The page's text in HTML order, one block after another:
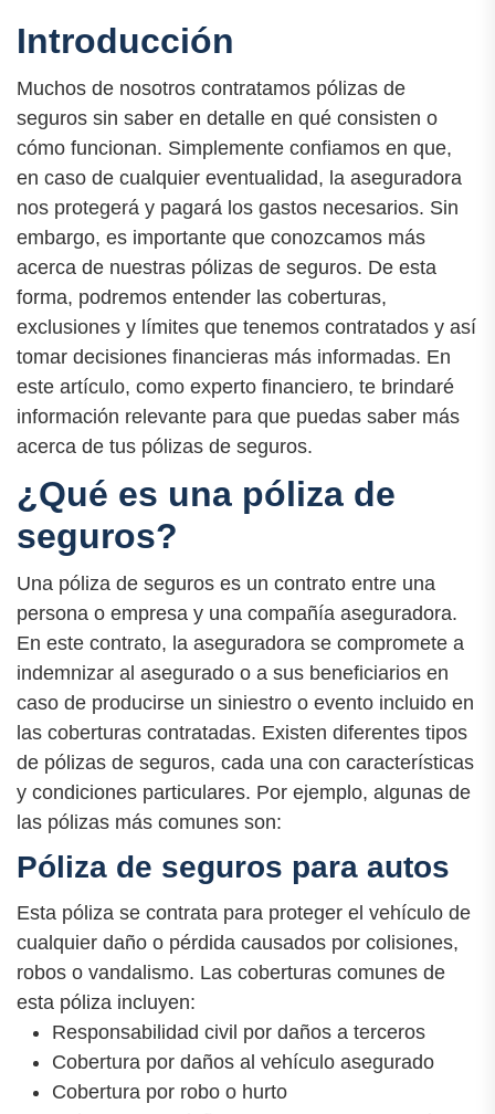
Introducción
Muchos de nosotros contratamos pólizas de
seguros sin saber en detalle en qué consisten o
cómo funcionan. Simplemente confiamos en que,
en caso de cualquier eventualidad, la aseguradora
nos protegerá y pagará los gastos necesarios. Sin
embargo, es importante que conozcamos más
acerca de nuestras pólizas de seguros. De esta
forma, podremos entender las coberturas,
exclusiones y límites que tenemos contratados y así
tomar decisiones financieras más informadas. En
este artículo, como experto financiero, te brindaré
información relevante para que puedas saber más
acerca de tus pólizas de seguros.
¿Qué es una póliza de
seguros?
Una póliza de seguros es un contrato entre una
persona o empresa y una compañía aseguradora.
En este contrato, la aseguradora se compromete a
indemnizar al asegurado o a sus beneficiarios en
caso de producirse un siniestro o evento incluido en
las coberturas contratadas. Existen diferentes tipos
de pólizas de seguros, cada una con características
y condiciones particulares. Por ejemplo, algunas de
las pólizas más comunes son:
Póliza de seguros para autos
Esta póliza se contrata para proteger el vehículo de
cualquier daño o pérdida causados por colisiones,
robos o vandalismo. Las coberturas comunes de
esta póliza incluyen:
Responsabilidad civil por daños a terceros
Cobertura por daños al vehículo asegurado
Cobertura por robo o hurto